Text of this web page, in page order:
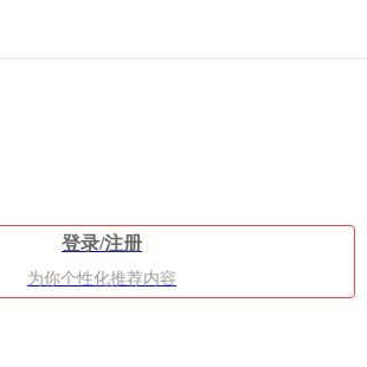
登录/注册
为你个性化推荐内容